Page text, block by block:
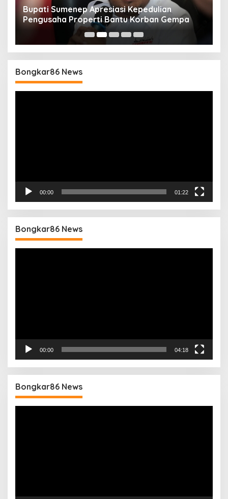
Bupati Sumenep Apresiasi Kepedulian
Pengusaha Properti Bantu Korban Gempa
Bongkar86 News
00:00 01:22
Bongkar86 News
00:00 04:18
Bongkar86 News